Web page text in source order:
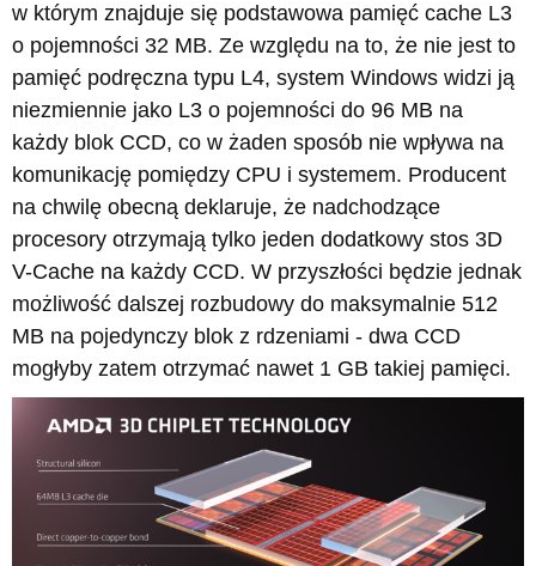
w którym znajduje się podstawowa pamięć cache L3
o pojemności 32 MB. Ze względu na to, że nie jest to
pamięć podręczna typu L4, system Windows widzi ją
niezmiennie jako L3 o pojemności do 96 MB na
każdy blok CCD, co w żaden sposób nie wpływa na
komunikację pomiędzy CPU i systemem. Producent
na chwilę obecną deklaruje, że nadchodzące
procesory otrzymają tylko jeden dodatkowy stos 3D
V-Cache na każdy CCD. W przyszłości będzie jednak
możliwość dalszej rozbudowy do maksymalnie 512
MB na pojedynczy blok z rdzeniami - dwa CCD
mogłyby zatem otrzymać nawet 1 GB takiej pamięci.